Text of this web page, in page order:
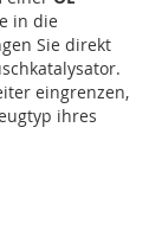
in die
Sie direkt
eingrenzen,
ihres